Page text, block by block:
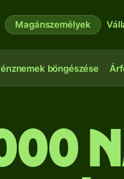
Magánszemélyek
böngészése